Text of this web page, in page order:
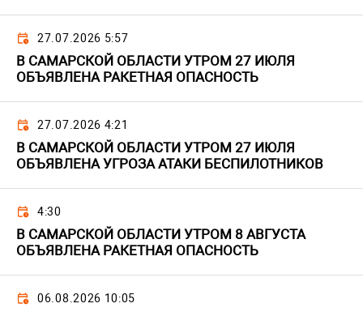
27.07.2026 5:57
В САМАРСКОЙ ОБЛАСТИ УТРОМ 27 ИЮЛЯ
ОБЪЯВЛЕНА РАКЕТНАЯ ОПАСНОСТЬ
27.07.2026 4:21
В САМАРСКОЙ ОБЛАСТИ УТРОМ 27 ИЮЛЯ
ОБЪЯВЛЕНА УГРОЗА АТАКИ БЕСПИЛОТНИКОВ
4:30
В САМАРСКОЙ ОБЛАСТИ УТРОМ 8 АВГУСТА
ОБЪЯВЛЕНА РАКЕТНАЯ ОПАСНОСТЬ
06.08.2026 10:05